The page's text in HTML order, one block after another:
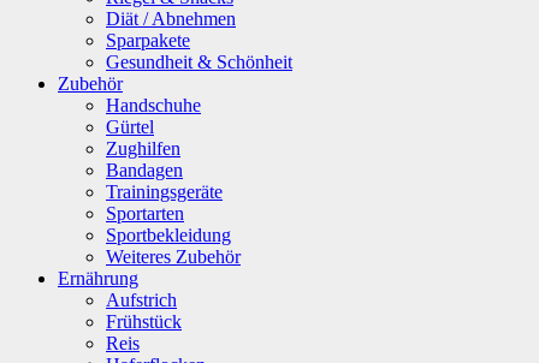
Diät / Abnehmen
Sparpakete
Gesundheit & Schönheit
Zubehör
Handschuhe
Gürtel
Zughilfen
Bandagen
Trainingsgeräte
Sportarten
Sportbekleidung
Weiteres Zubehör
Ernährung
Aufstrich
Frühstück
Reis